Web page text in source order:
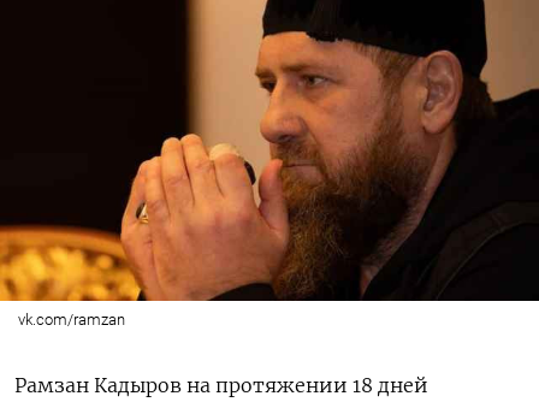
vk.com/ramzan
Рамзан Кадыров на протяжении 18 дней